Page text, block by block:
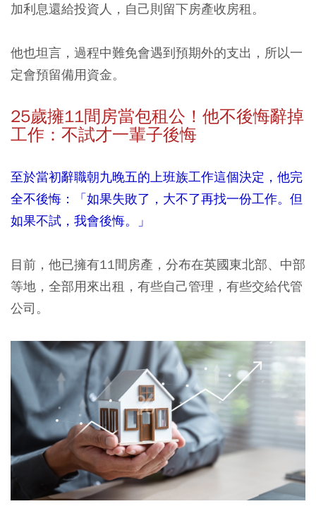
加利息還給投資人，自己則留下房產收房租。
他也坦言，過程中難免會遇到預期外的支出，所以一
定會預留備用資金。
25歲擁11間房當包租公！他不後悔辭掉
工作：不試才一輩子後悔
至於當初辭職朝九晚五的上班族工作這個決定，他完
全不後悔：「如果失敗了，大不了再找一份工作。但
如果不試，我會後悔。」
目前，他已擁有11間房產，分布在英國東北部、中部
等地，全部用來出租，有些自己管理，有些交給代管
公司。